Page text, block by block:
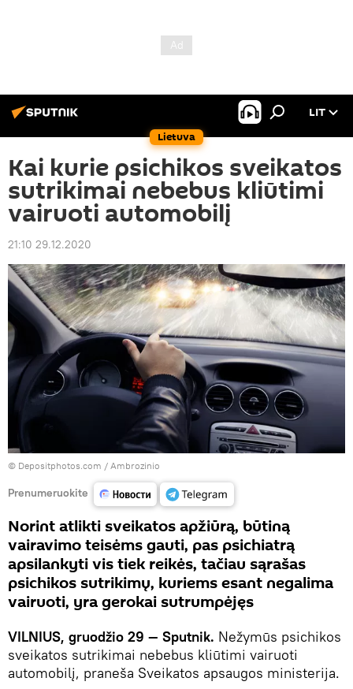
Lietuva
LIT
Kai kurie psichikos sveikatos
sutrikimai nebebus kliūtimi
vairuoti automobilį
21:10 29.12.2020
© Depositphotos.com / Ambrozinio
Prenumeruokite
Norint atlikti sveikatos apžiūrą, būtiną
vairavimo teisėms gauti, pas psichiatrą
apsilankyti vis tiek reikės, tačiau sąrašas
psichikos sutrikimų, kuriems esant negalima
vairuoti, yra gerokai sutrumpėjęs
VILNIUS, gruodžio 29 — Sputnik. Nežymūs psichikos
sveikatos sutrikimai nebebus kliūtimi vairuoti
automobilį, praneša Sveikatos apsaugos ministerija.